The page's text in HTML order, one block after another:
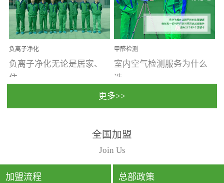
温暖潮湿、营养物质多、
通风缓慢的空间最易滋生
大量霉菌的...
重。汽车的空间范围小，
配件、皮具、装饰多，这
些都是汽...
负离子净化
负离子净化无论是居家、
住...
动，人类长时间停留的室
内空间都有整体消毒的需
要。因为空间内人流携带
的、空气...
甲醛检测
室内空气检测服务为什么
选...
行国家规定的标准检测方
法，空气采样量准确，检
测结果可靠，远胜于其他
检测...
更多>>
全国加盟
Join Us
加盟流程 总部政策